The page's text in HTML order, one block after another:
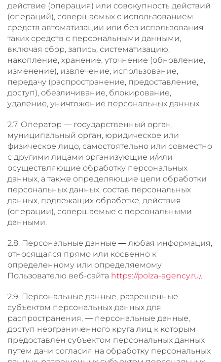
действие (операция) или совокупность действий
(операций), совершаемых с использованием
средств автоматизации или без использования
таких средств с персональными данными,
включая сбор, запись, систематизацию,
накопление, хранение, уточнение (обновление,
изменение), извлечение, использование,
передачу (распространение, предоставление,
доступ), обезличивание, блокирование,
удаление, уничтожение персональных данных.
2.7. Оператор — государственный орган,
муниципальный орган, юридическое или
физическое лицо, самостоятельно или совместно
с другими лицами организующие и/или
осуществляющие обработку персональных
данных, а также определяющие цели обработки
персональных данных, состав персональных
данных, подлежащих обработке, действия
(операции), совершаемые с персональными
данными.
2.8. Персональные данные — любая информация,
относящаяся прямо или косвенно к
определенному или определяемому
Пользователю веб-сайта https://polza-agency.ru/.
2.9. Персональные данные, разрешенные
субъектом персональных данных для
распространения, — персональные данные,
доступ неограниченного круга лиц к которым
предоставлен субъектом персональных данных
путем дачи согласия на обработку персональных